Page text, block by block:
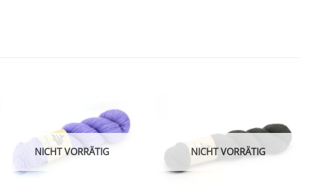
Add to
wishlist
NICHT VORRÄTIG
Add to
wishlist
NICHT VORRÄTIG